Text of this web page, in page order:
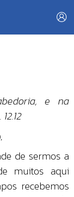
e na
de sermos a
muitos aqui
recebemos